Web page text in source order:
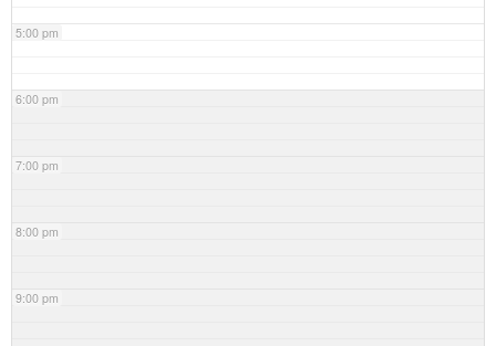
5:00 pm
6:00 pm
7:00 pm
8:00 pm
9:00 pm